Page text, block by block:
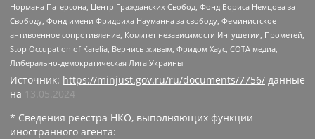
Нормана Патерсона, Центр Гражданских Свобод, Фонд Бориса Немцова за
Свободу, Фонд имени Фридриха Науманна за свободу, Феминистское
антивоенное сопротивление, Комитет независимости Ингушетии, Прометей,
Stop Occupation of Karelia, Вернись живым, Фридом Хаус, СОТА медиа,
Либерально-демократическая Лига Украины
Источник: https://minjust.gov.ru/ru/documents/7756/ данные
на
13.05.2024
* Сведения реестра НКО, выполняющих функции
иностранного агента: